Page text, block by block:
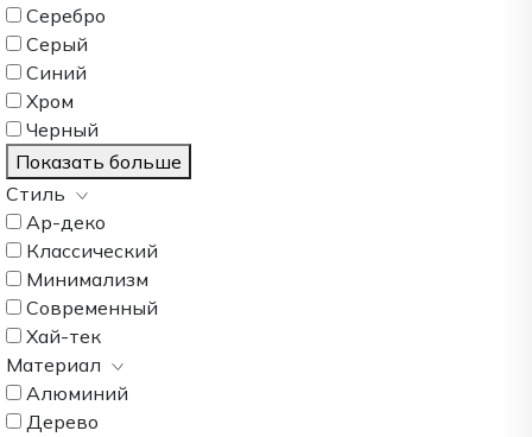
Серебро
Серый
Синий
Хром
Черный
Показать больше
Стиль
Ар-деко
Классический
Минимализм
Современный
Хай-тек
Материал
Алюминий
Дерево